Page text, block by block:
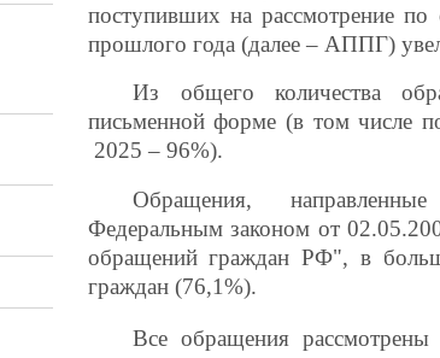
поступивших на рассмотрение
прошлого года (далее – АППГ)
Из общего количества
письменной форме (в том числе
2025 – 96%).
Обращения,
Федеральным законом от
обращений граждан РФ", в
граждан (76,1%).
Все обращения